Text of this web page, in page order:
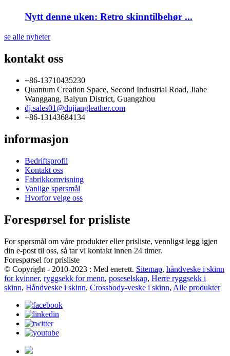
Nytt denne uken: Retro skinntilbehør ...
se alle nyheter
kontakt oss
+86-13710435230
Quantum Creation Space, Second Industrial Road, Jiahe
Wanggang, Baiyun District, Guangzhou
dj.sales01@dujiangleather.com
+86-13143684134
informasjon
Bedriftsprofil
Kontakt oss
Fabrikkomvisning
Vanlige spørsmål
Hvorfor velge oss
Forespørsel for prisliste
For spørsmål om våre produkter eller prisliste, vennligst legg igjen
din e-post til oss, så tar vi kontakt innen 24 timer.
Forespørsel for prisliste
© Copyright - 2010-2023 : Med enerett. Sitemap, håndveske i skinn
for kvinner, ryggsekk for menn, poseselskap, Herre ryggsekk i
skinn, Håndveske i skinn, Crossbody-veske i skinn, Alle produkter